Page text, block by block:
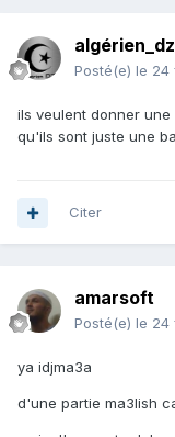
algérien_dz
Posté(e) le 24
ils veulent donner
qu'ils sont juste une
Citer
amarsoft
Posté(e) le 24
ya idjma3a
d'une partie ma3lish